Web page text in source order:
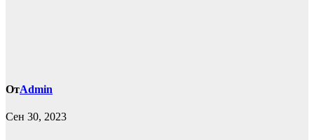
ОтAdmin
Сен 30, 2023